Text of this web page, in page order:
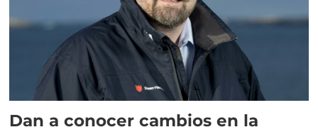
Dan a conocer cambios en la